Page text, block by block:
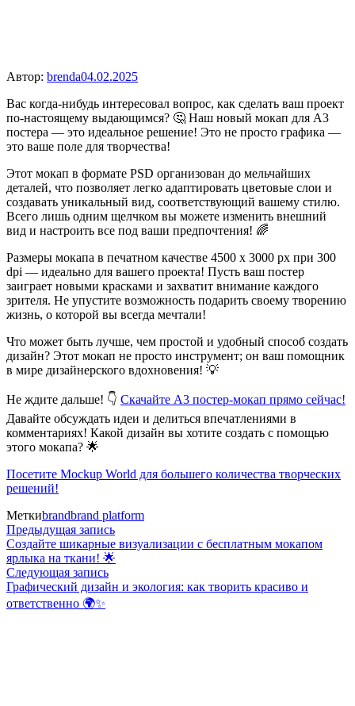
Автор: brenda04.02.2025
Вас когда-нибудь интересовал вопрос, как сделать ваш проект
по-настоящему выдающимся? 🤔 Наш новый мокап для A3
постера — это идеальное решение! Это не просто графика —
это ваше поле для творчества!
Этот мокап в формате PSD организован до мельчайших
деталей, что позволяет легко адаптировать цветовые слои и
создавать уникальный вид, соответствующий вашему стилю.
Всего лишь одним щелчком вы можете изменить внешний
вид и настроить все под ваши предпочтения! 🌈
Размеры мокапа в печатном качестве 4500 х 3000 px при 300
dpi — идеально для вашего проекта! Пусть ваш постер
заиграет новыми красками и захватит внимание каждого
зрителя. Не упустите возможность подарить своему творению
жизнь, о которой вы всегда мечтали!
Что может быть лучше, чем простой и удобный способ создать
дизайн? Этот мокап не просто инструмент; он ваш помощник
в мире дизайнерского вдохновения! 💡
Не ждите дальше! 👇 Скачайте A3 постер-мокап прямо сейчас!
Давайте обсуждать идеи и делиться впечатлениями в
комментариях! Какой дизайн вы хотите создать с помощью
этого мокапа? 🌟
Посетите Mockup World для большего количества творческих
решений!
Меткиbrandbrand platform
Навигация
по
записям
Предыдущая записьПредыдущая
запись:
Создайте шикарные визуализации с бесплатным мокапом
ярлыка на ткани! 🌟
Следующая записьСледующая
запись:
Графический дизайн и экология: как творить красиво и
ответственно 🌍✨